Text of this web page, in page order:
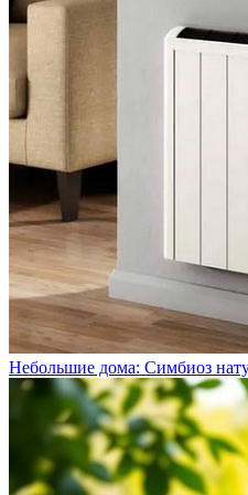
Небольшие дома: Симбиоз